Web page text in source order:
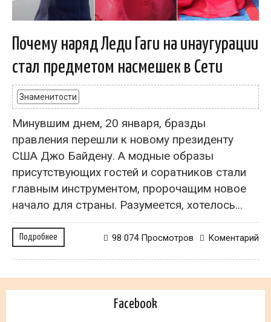
Почему наряд Леди Гаги на инаугурации
стал предметом насмешек в Сети
Знаменитости
Минувшим днем, 20 января, бразды
правления перешли к новому президенту
США Джо Байдену. А модные образы
присутствующих гостей и соратников стали
главным инструментом, пророчащим новое
начало для страны. Разумеется, хотелось...
Подробнее Коментарий
98 074 Просмотров
Facebook